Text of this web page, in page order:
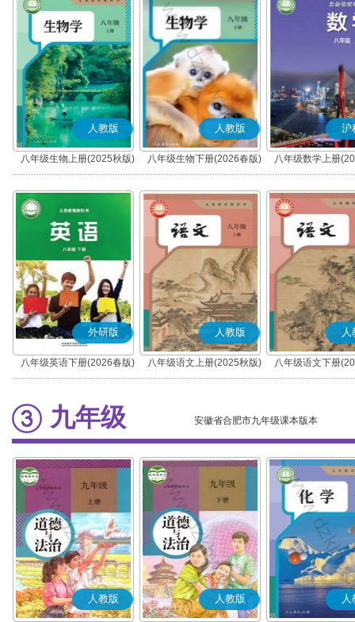
人教版
八年级生物上册(2025秋版)
人教版
八年级生物下册(2026春版)
沪
八年级数学上册
外研版
八年级英语下册(2026春版)
人教版
八年级语文上册(2025秋版)
(部编版)
人
八年级语文下册
(部编版)
九年级 安徽省合肥市九年级课本版本
人教版 人教版 人